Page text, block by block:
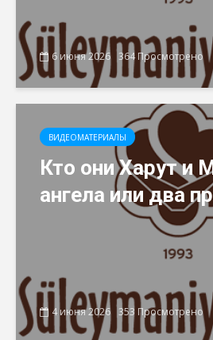
6 июня 2026 364 Просмотрено
ВИДЕОМАТЕРИАЛЫ
Кто они Харут и
ангела или два
4 июня 2026 353 Просмотрено